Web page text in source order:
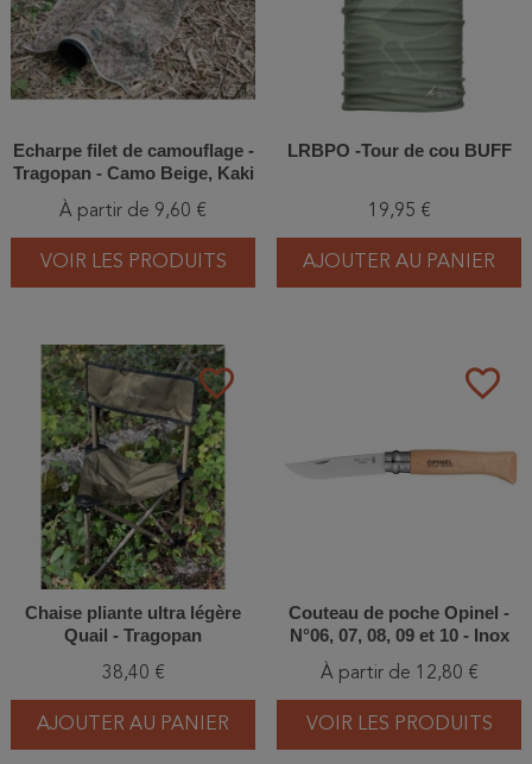
Echarpe filet de camouflage -
Tragopan - Camo Beige, Kaki
À partir de 9,60 €
VOIR LES PRODUITS
LRBPO -Tour de cou BUFF
19,95 €
AJOUTER AU PANIER
favorite_border
Chaise pliante ultra légère
Quail - Tragopan
38,40 €
AJOUTER AU PANIER
favorite_border
Couteau de poche Opinel -
N°06, 07, 08, 09 et 10 - Inox
À partir de 12,80 €
VOIR LES PRODUITS